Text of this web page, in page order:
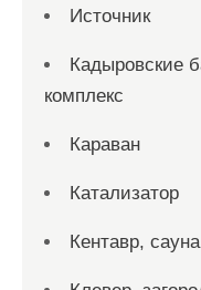
Источник
Кадыровские
комплекс
Караван
Катализатор
Кентавр, сауна